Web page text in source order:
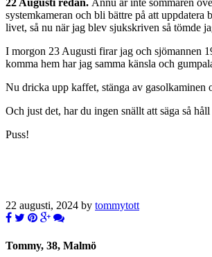
22 Augusti redan. Ännu är inte sommaren
systemkameran och bli bättre på att
livet, så nu när jag blev sjukskriven så tömde
I morgon 23 Augusti firar jag och sjömannen
komma hem har jag samma känsla och
Nu dricka upp kaffet, stänga av gasolkaminen
Och just det, har du ingen snällt att säga så
Puss!
22 augusti, 2024 by tommytott
Tommy, 38, Malmö